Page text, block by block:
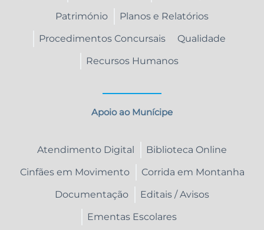
Património
Planos e Relatórios
Procedimentos Concursais
Qualidade
Recursos Humanos
Apoio ao Munícipe
Atendimento Digital
Biblioteca Online
Cinfães em Movimento
Corrida em Montanha
Documentação
Editais / Avisos
Ementas Escolares